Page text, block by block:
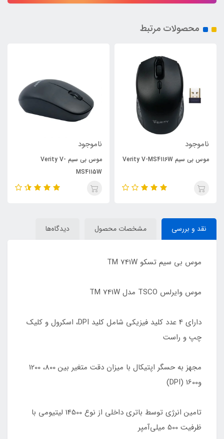
محصولات مرتبط
ناموجود
موس بی سیم Verity V-MS4116W
ناموجود
موس بی سیم Verity V-
MS4115W
نقد و بررسی مشخصات محصول دیدگاه‌ها
موس بی سیم تسکو TM 741W
موس وایرلس TSCO مدل TM 741W
دارای 4 عدد کلید فیزیکی شامل کلید DPI، اسکرول و کلیک
چپ و راست
مجهز به حسگر اپتیکال با میزان دقت متغیر بین 800، 1200
و1600 (DPI)
تامین انرژی توسط باتری داخلی از نوع 14500 لیتیومی با
ظرفیت 500 میلی‌آمپر